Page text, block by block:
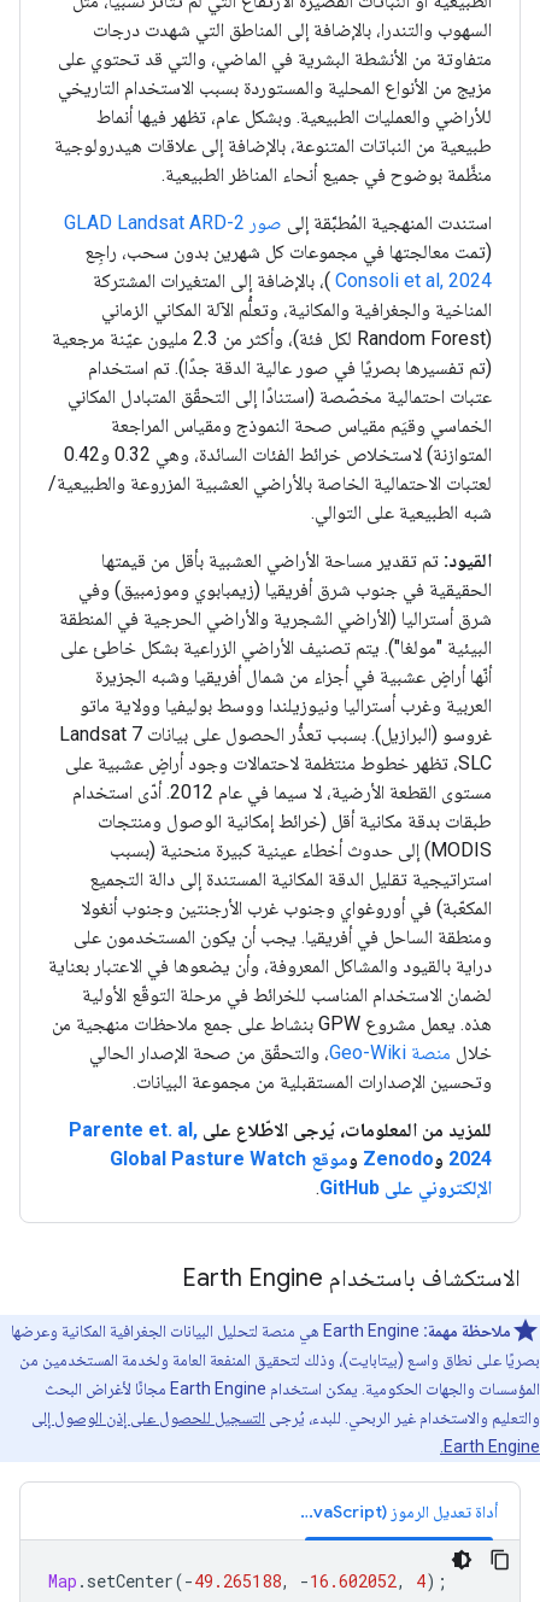
السهوب والتندرا، بالإضافة إلى المناطق التي شهدت درجات
متفاوتة من الأنشطة البشرية في الماضي، والتي قد تحتوي على
مزيج من الأنواع المحلية والمستوردة بسبب الاستخدام التاريخي
للأراضي والعمليات الطبيعية. وبشكل عام، تظهر فيها أنماط
طبيعية من النباتات المتنوعة، بالإضافة إلى علاقات هيدرولوجية
منظَّمة بوضوح في جميع أنحاء المناظر الطبيعية.
استندت المنهجية المُطبَّقة إلى صور GLAD Landsat ARD-2
(تمت معالجتها في مجموعات كل شهرين بدون سحب، راجِع
Consoli et al, 2024 )، بالإضافة إلى المتغيرات المشتركة
المناخية والجغرافية والمكانية، وتعلُّم الآلة المكاني الزماني
(Random Forest لكل فئة)، وأكثر من 2.3 مليون عيّنة مرجعية
(تم تفسيرها بصريًا في صور عالية الدقة جدًا). تم استخدام
عتبات احتمالية مخصّصة (استنادًا إلى التحقّق المتبادل المكاني
الخماسي وقيَم مقياس صحة النموذج ومقياس المراجعة
المتوازنة) لاستخلاص خرائط الفئات السائدة، وهي 0.32 و0.42
لعتبات الاحتمالية الخاصة بالأراضي العشبية المزروعة والطبيعية/
شبه الطبيعية على التوالي.
القيود: تم تقدير مساحة الأراضي العشبية بأقل من قيمتها
الحقيقية في جنوب شرق أفريقيا (زيمبابوي وموزمبيق) وفي
شرق أستراليا (الأراضي الشجرية والأراضي الحرجية في المنطقة
البيئية "مولغا"). يتم تصنيف الأراضي الزراعية بشكل خاطئ على
أنّها أراضٍ عشبية في أجزاء من شمال أفريقيا وشبه الجزيرة
العربية وغرب أستراليا ونيوزيلندا ووسط بوليفيا وولاية ماتو
غروسو (البرازيل). بسبب تعذُّر الحصول على بيانات Landsat 7
SLC، تظهر خطوط منتظمة لاحتمالات وجود أراضٍ عشبية على
مستوى القطعة الأرضية، لا سيما في عام 2012. أدّى استخدام
طبقات بدقة مكانية أقل (خرائط إمكانية الوصول ومنتجات
MODIS) إلى حدوث أخطاء عينية كبيرة منحنية (بسبب
استراتيجية تقليل الدقة المكانية المستندة إلى دالة التجميع
المكعّبة) في أوروغواي وجنوب غرب الأرجنتين وجنوب أنغولا
ومنطقة الساحل في أفريقيا. يجب أن يكون المستخدمون على
دراية بالقيود والمشاكل المعروفة، وأن يضعوها في الاعتبار بعناية
لضمان الاستخدام المناسب للخرائط في مرحلة التوقّع الأولية
هذه. يعمل مشروع GPW بنشاط على جمع ملاحظات منهجية من
خلال منصة Geo-Wiki
، والتحقّق من صحة الإصدار الحالي
وتحسين الإصدارات المستقبلية من مجموعة البيانات.
للمزيد من المعلومات، يُرجى الاطّلاع على Parente et. al,
2024 وZenodo و
موقع Global Pasture Watch
الإلكتروني على GitHub
.
الاستكشاف باستخدام Earth Engine
ملاحظة مهمة:
‫Earth Engine هي منصة لتحليل البيانات الجغرافية المكانية وعرضها
بصريًا على نطاق واسع (بيتابايت)، وذلك لتحقيق المنفعة العامة ولخدمة المستخدمين من
المؤسسات والجهات الحكومية. يمكن استخدام Earth Engine مجانًا لأغراض البحث
والتعليم والاستخدام غير الربحي. للبدء، يُرجى التسجيل للحصول على إذن الوصول إلى
Earth Engine.
أداة تعديل الرموز (JavaScript)
Map . setCenter(-49.265188, -16.602052, 4);